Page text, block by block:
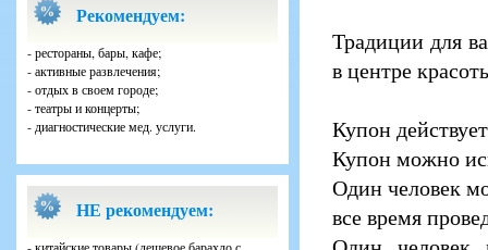
Рекомендуем:
- рестораны, бары, кафе;
- активные развлечения;
- отдых в своем городе;
- театры и концерты;
- диагностические мед. услуги.
НЕ рекомендуем:
Традиции для
в центре
Купон
Купон можно
Один человек
все время